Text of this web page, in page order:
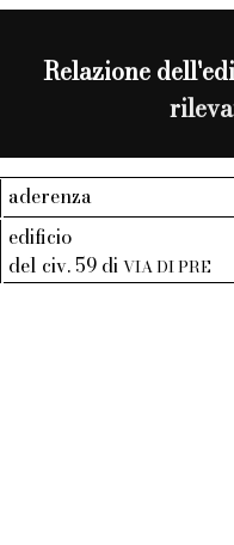
Relazione
aderenza
edificio
del civ. 59 diVIA DI PRE